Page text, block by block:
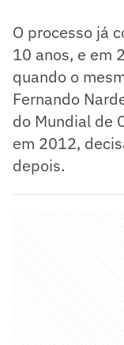
O processo já
10 anos, e em
quando o
Fernando
do Mundial de
em 2012,
depois.